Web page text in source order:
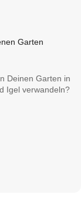
Garten
Deinen Garten in
Igel verwandeln?